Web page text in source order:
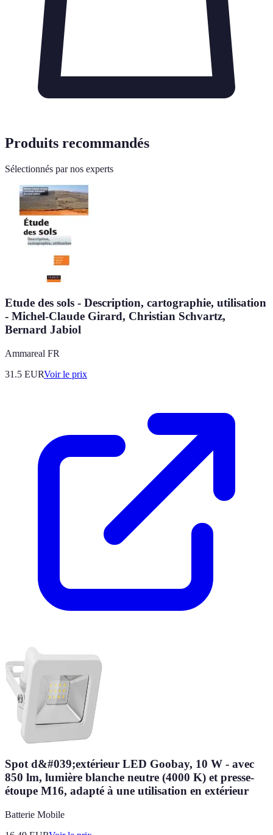
Produits recommandés
Sélectionnés par nos experts
Etude des sols - Description, cartographie, utilisation
- Michel-Claude Girard, Christian Schvartz,
Bernard Jabiol
Ammareal FR
31.5 EURVoir le prix
Spot d&#039;extérieur LED Goobay, 10 W - avec
850 lm, lumière blanche neutre (4000 K) et presse-
étoupe M16, adapté à une utilisation en extérieur
Batterie Mobile